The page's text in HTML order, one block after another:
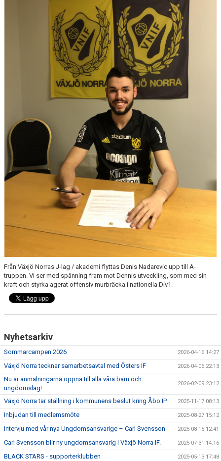
FÖLJ OSS PÅ FACEBOOK
Från Växjö Norras J-lag / akademi flyttas Denis Nadarevic upp till A-
truppen. Vi ser med spänning fram mot Dennis utveckling, som med sin
kraft och styrka agerat offensiv murbräcka i nationella Div1.
Nyhetsarkiv
Sommarcampen 2026 2026-04-16 14:27
Växjö Norra tecknar samarbetsavtal med Östers IF 2026-04-06 22:13
Nu är anmälningarna öppna till alla våra barn och
ungdomslag!
2026-02-09 23:12
Växjö Norra tar ställning i kommunens beslut kring Åbo IP 2025-11-17 08:13
Inbjudan till medlemsmöte 2025-08-27 15:12
Intervju med vår nya Ungdomsansvarige – Carl Svensson 2025-08-15 12:41
Carl Svensson blir ny ungdomsansvarig i Växjö Norra IF. 2025-07-31 14:16
BLACK STARS - supporterklubben 2025-05-13 17:48